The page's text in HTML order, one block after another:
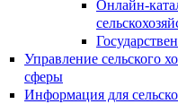
Онлайн-
Управление сельского
сферы
Информация для